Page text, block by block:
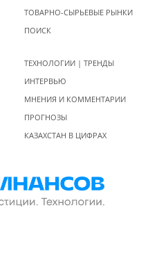
ТОВАРНО-СЫРЬЕВЫЕ РЫНКИ
ПОИСК
ТЕХНОЛОГИИ | ТРЕНДЫ
ИНТЕРВЬЮ
МНЕНИЯ И КОММЕНТАРИИ
ПРОГНОЗЫ
КАЗАХСТАН В ЦИФРАХ